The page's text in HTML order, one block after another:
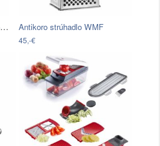
Antikoro obracačka WMF Profi Plus Antikoro strúhadlo WMF
45,-€